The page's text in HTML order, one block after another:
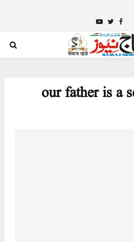
Facebook
Twitter
Youtube
our father is a